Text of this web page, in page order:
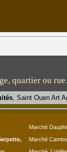
quartier ou rue.
, Saint Ouen Art
,
Marché
Marché Cambo,